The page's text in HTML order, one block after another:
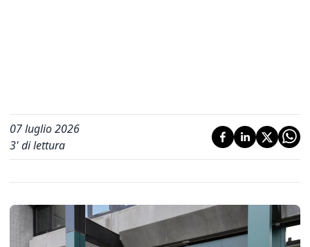
07 luglio 2026
3' di lettura